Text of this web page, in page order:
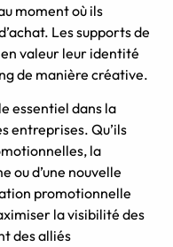
moment où ils
Les supports de
valeur leur identité
de manière créative.
essentiel dans la
entreprises. Qu’ils
la
ou d’une nouvelle
promotionnelle
la visibilité des
des alliés